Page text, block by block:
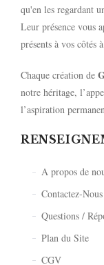
qu'en les regardant
Leur présence vous
présents à vos côtés
Chaque création de
notre héritage,
l’aspiration
A propos de
Contactez-Nous
Questions /
Plan du Site
CGV